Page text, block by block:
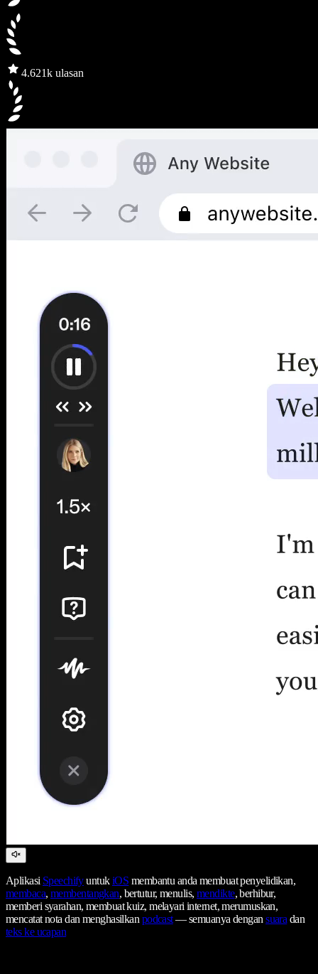
4.621k ulasan
Aplikasi SpeechifyuntukiOS membantu anda membuat penyelidikan,
membaca, membentangkan, bertutur, menulis, mendikte, berhibur,
memberi syarahan, membuat kuiz, melayari internet, merumuskan,
mencatat nota dan menghasilkanpodcast— semuanya dengansuaradan
teks ke ucapan